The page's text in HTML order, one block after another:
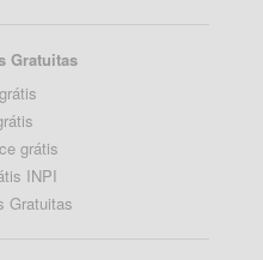
Gratuitas
grátis
INPI
Gratuitas